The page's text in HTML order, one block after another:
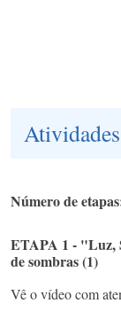
Atividades
Número de etapas
ETAPA 1 - "Luz,
de sombras (1)
Vê o vídeo com